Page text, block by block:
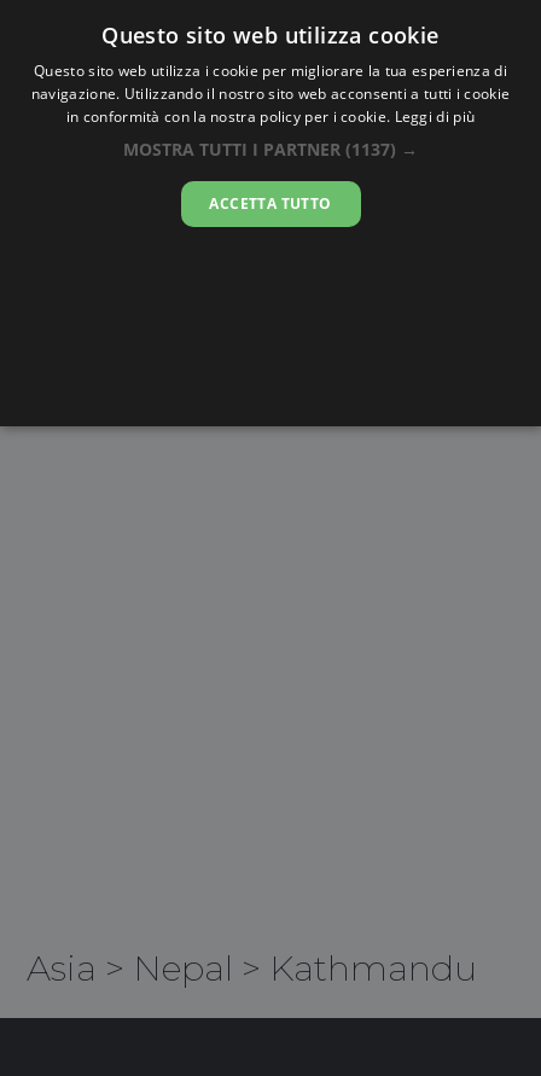
Oraesatta.co
Ora EsattaKathmandu
03:53:26
Asia > Nepal > Kathmandu
Questo sito web utilizza cookie
Questo sito web utilizza i cookie per migliorare la tua esperienza di
navigazione. Utilizzando il nostro sito web acconsenti a tutti i cookie
in conformità con la nostra policy per i cookie. Leggi di più
MOSTRA TUTTI I PARTNER (1137) →
ACCETTA TUTTO